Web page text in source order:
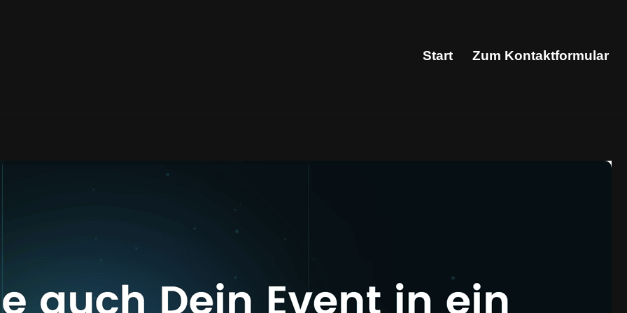
Start Zum Kontaktformular